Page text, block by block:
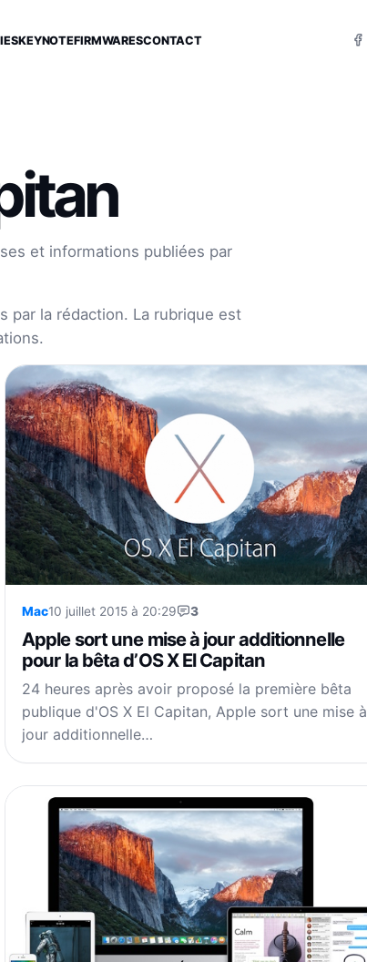
KEYNOTEFIRMWARESCONTACT
et informations publiées par
par la rédaction. La rubrique est
Mac10 juillet 2015 à 20:29 3
Apple sort une mise à jour additionnelle
pour la bêta d’OS X El Capitan
24 heures après avoir proposé la première bêta
publique d'OS X El Capitan, Apple sort une mise à
jour additionnelle…